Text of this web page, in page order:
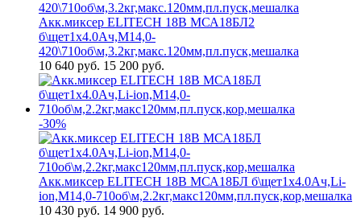
Акк.миксер ELITECH 18В МСА18БЛ2
б\щет1х4.0Ач,М14,0-
420\710об\м,3.2кг,макс.120мм,пл.пуск,мешалка
10 640 руб. 15 200 руб.
-30%
Акк.миксер ELITECH 18В МСА18БЛ б\щет1х4.0Ач,Li-
ion,М14,0-710об\м,2.2кг,макс120мм,пл.пуск,кор,мешалка
10 430 руб. 14 900 руб.